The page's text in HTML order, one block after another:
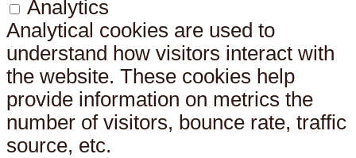
Analytics
Analytical cookies are used to
understand how visitors interact with
the website. These cookies help
provide information on metrics the
number of visitors, bounce rate, traffic
source, etc.